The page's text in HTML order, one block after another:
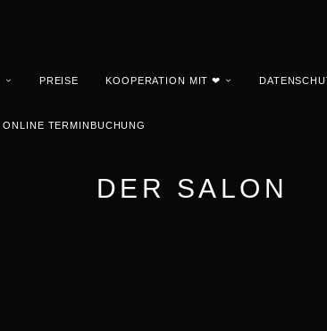
PREISE KOOPERATION MIT ❤
ONLINE TERMINBUCHUNG
DER SALON